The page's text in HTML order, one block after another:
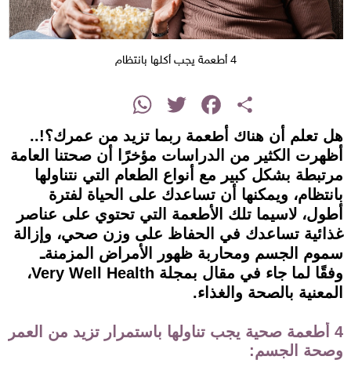
4 أطعمة يجب أكلها بانتظام
Share
Facebook
Twitter
WhatsApp
هل تعلم أن هناك أطعمة ربما تزيد من عمرك؟!..
أظهرت الكثير من الدراسات مؤخرًا أن صحتنا العامة
مرتبطة بشكل كبير مع أنواع الطعام التي نتناولها
بانتظام، ويمكنها أن تساعدك على الحياة لفترة
أطول، لاسيما تلك الأطعمة التي تحتوي على عناصر
غذائية تساعدك في الحفاظ على وزن صحي، وإزالة
سموم الجسم ومحاربة ظهور الأمراض المزمنةـ
وفقًا لما جاء في مقال بمجلة Very Well Health،
المعنية بالصحة والغذاء.
4 أطعمة صحية يجب تناولها باستمرار تزيد من العمر
وصحة الجسم: